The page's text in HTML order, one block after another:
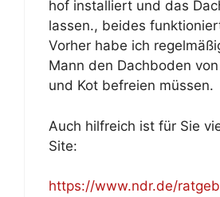
hof in­stal­liert und das
las­sen., bei­des
Vor­her ha­be ich
Mann den Dach­bo­den
und Kot be­frei­en müs­sen.
Auch hilf­reich ist für Sie
Site:
https://www.ndr.de/